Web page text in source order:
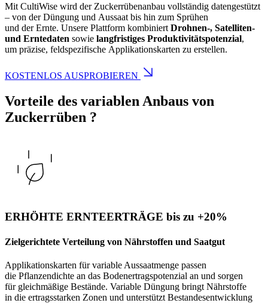
Mit CultiWise wird der Zuckerrübenanbau vollständig datengestützt
– von der Düngung und Aussaat bis hin zum Sprühen
und der Ernte. Unsere Plattform kombiniert Drohnen-, Satelliten-
und Erntedaten sowie langfristiges Produktivitätspotenzial,
um präzise, feldspezifische Applikationskarten zu erstellen.
KOSTENLOS AUSPROBIEREN
Vorteile des variablen Anbaus von
Zuckerrüben ?
ERHÖHTE ERNTEERTRÄGE bis zu +20%
Zielgerichtete Verteilung von Nährstoffen und Saatgut
Applikationskarten für variable Aussaatmenge passen
die Pflanzendichte an das Bodenertragspotenzial an und sorgen
für gleichmäßige Bestände. Variable Düngung bringt Nährstoffe
in die ertragsstarken Zonen und unterstützt Bestandesentwicklung